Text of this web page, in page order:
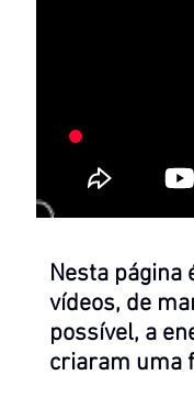
Nesta página
vídeos, de
possível, a
criaram uma